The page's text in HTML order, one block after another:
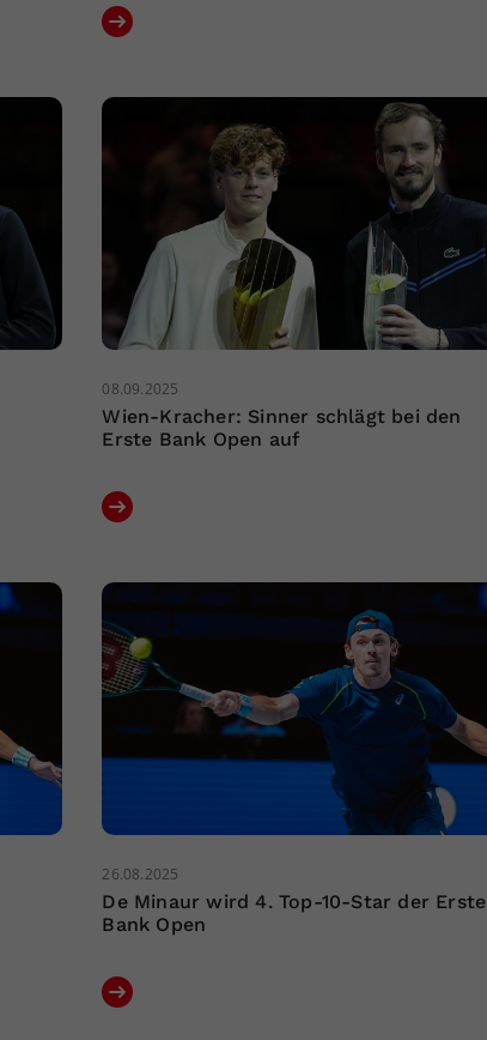
08.09.2025
Wien-Kracher: Sinner schlägt bei den
Erste Bank Open auf
26.08.2025
De Minaur wird 4. Top-10-Star der Erste
Bank Open